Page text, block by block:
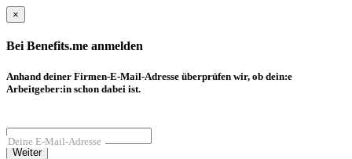
×
Bei Benefits.me anmelden
Anhand deiner Firmen-E-Mail-Adresse überprüfen wir, ob dein:e
Arbeitgeber:in schon dabei ist.
Deine E-Mail-Adresse
Weiter